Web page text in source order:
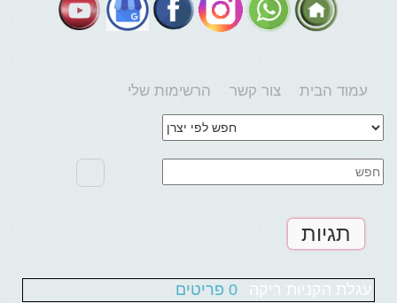
הרשימות שלי עמוד הבית צור קשר
תגיות
עגלת הקניות ריקה 0 פריטים